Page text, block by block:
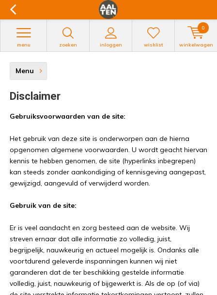
zoeken inloggen
menu wishlist winkelwagen
0
Menu
Disclaimer
Gebruiksvoorwaarden van de site:
Het gebruik van deze site is onderworpen aan de hierna
opgenomen algemene voorwaarden. U wordt geacht hiervan
kennis te hebben genomen, de site (hyperlinks inbegrepen)
kan steeds zonder aankondiging of kennisgeving aangepast,
gewijzigd, aangevuld of verwijderd worden.
Gebruik van de site:
Er is veel aandacht en zorg besteed aan de website. Wij
streven ernaar dat alle informatie zo volledig, juist,
begrijpelijk, nauwkeurig en actueel mogelijk is. Ondanks alle
voortdurend geleverde inspanningen kunnen wij niet
garanderen dat de ter beschikking gestelde informatie
volledig, juist, nauwkeurig of bijgewerkt is. Als de op (of via)